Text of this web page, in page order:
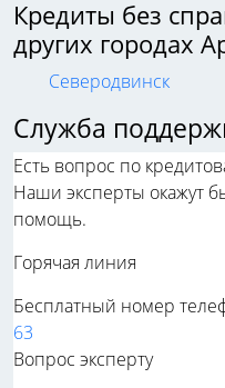
Кредиты без
других городах
Северодвинск
Служба
Есть вопрос по
Наши эксперты окажут
помощь.
Горячая линия
Бесплатный номер
63
Вопрос эксперту